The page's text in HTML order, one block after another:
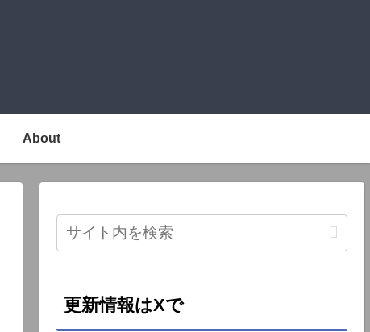
About
更新情報はXで